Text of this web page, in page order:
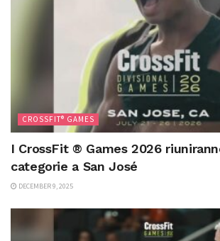
CROSSFIT® GAMES
I CrossFit ® Games 2026
categorie a San José
DECEMBER 9, 2025